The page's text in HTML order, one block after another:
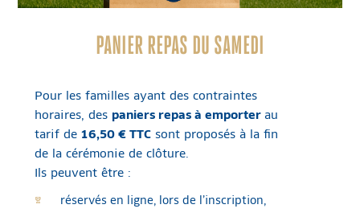
PANIER REPAS DU SAMEDI
Pour les familles ayant des contraintes
horaires, des paniers repas à emporter au
tarif de16,50 € TTCsont proposés à la fin
de la cérémonie de clôture.
Ils peuvent être :
réservés en ligne, lors de l’inscription,